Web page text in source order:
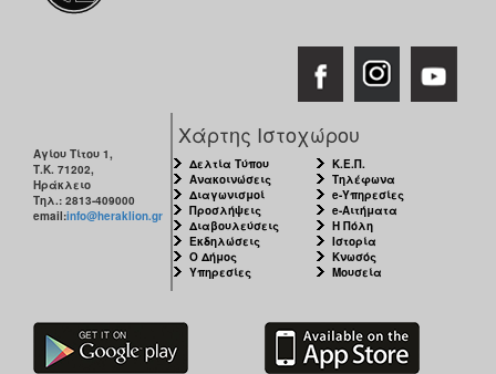
Αγίου Τίτου 1,
Τ.Κ. 71202,
Ηράκλειο
Τηλ.: 2813-409000
email:info@heraklion.gr
Χάρτης Ιστοχώρου
Δελτία Τύπου
Ανακοινώσεις
Διαγωνισμοί
Προσλήψεις
Διαβουλεύσεις
Εκδηλώσεις
Ο Δήμος
Υπηρεσίες
Κ.Ε.Π.
Τηλέφωνα
e-Υπηρεσίες
e-Αιτήματα
Η Πόλη
Ιστορία
Κνωσός
Μουσεία